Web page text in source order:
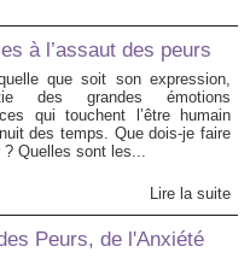
à l’assaut des peurs
que soit son expression,
des grandes émotions
qui touchent l’être humain
des temps. Que dois-je faire
? Quelles sont les...
Lire la suite
Peurs, de l'Anxiété